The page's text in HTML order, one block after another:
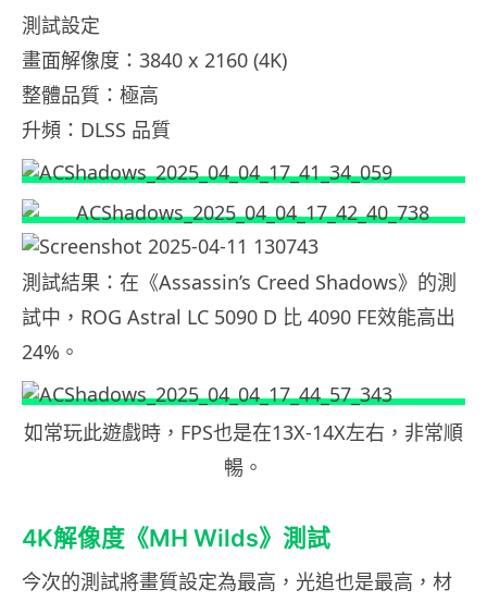
測試設定
畫面解像度：3840 x 2160 (4K)
整體品質：極高
升頻：DLSS 品質
測試結果：在《Assassin’s Creed Shadows》的測
試中，ROG Astral LC 5090 D 比 4090 FE效能高出
24%。
如常玩此遊戲時，FPS也是在13X-14X左右，非常順
暢。
4K解像度《MH Wilds》測試
今次的測試將畫質設定為最高，光追也是最高，材